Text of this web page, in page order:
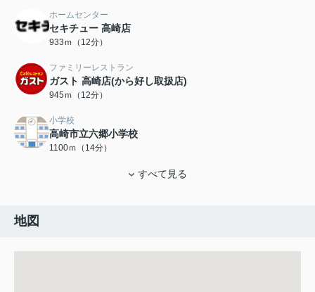
ホームセンター
セキチュー 高崎店
933ｍ（12分）
ファミリーレストラン
ガスト 高崎店(から好し取扱店)
945ｍ（12分）
小学校
高崎市立六郷小学校
1100ｍ（14分）
すべて見る
地図